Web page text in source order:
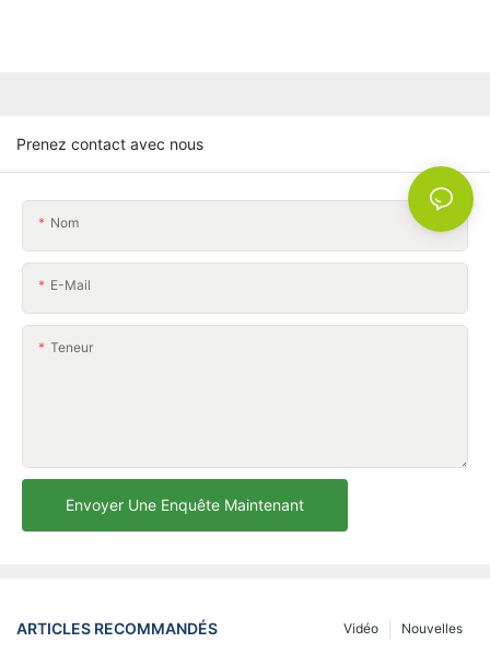
Prenez contact avec nous
Nom
E-Mail
Teneur
Envoyer Une Enquête Maintenant
ARTICLES RECOMMANDÉS Nouvelles
Vidéo